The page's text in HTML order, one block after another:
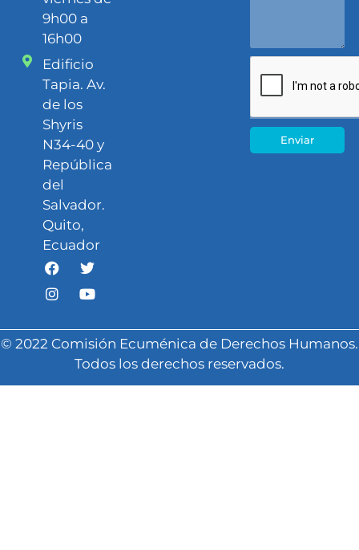
9h00 a
16h00
Edificio
Tapia. Av.
de los
Shyris
N34-40 y
República
del
Salvador.
Quito,
Ecuador
Enviar
© 2022 Comisión Ecuménica de Derechos Humanos.
Todos los derechos reservados.